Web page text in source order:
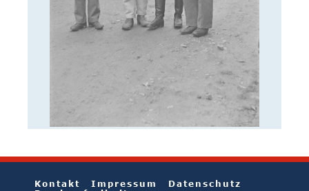
Kontakt Impressum
Datenschutz